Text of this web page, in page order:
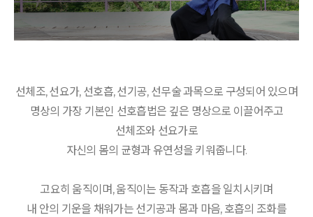
선체조, 선요가, 선호흡, 선기공, 선무술 과목으로 구성되어 있으며
명상의 가장 기본인 선호흡법은 깊은 명상으로 이끌어주고
선체조와 선요가로
자신의 몸의 균형과 유연성을 키워줍니다.
고요히 움직이며, 움직이는 동작과 호흡을 일치시키며
내 안의 기운을 채워가는 선기공과 몸과 마음, 호흡의 조화를